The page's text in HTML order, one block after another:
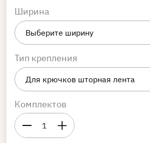
Ширина
Тип крепления
Комплектов
1